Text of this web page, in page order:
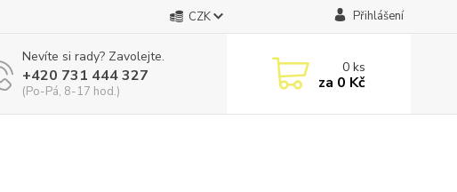
CZK Přihlášení
Nevíte si rady? Zavolejte.
+420 731 444 327
(Po-Pá, 8-17 hod.)
0ks
za 0 Kč